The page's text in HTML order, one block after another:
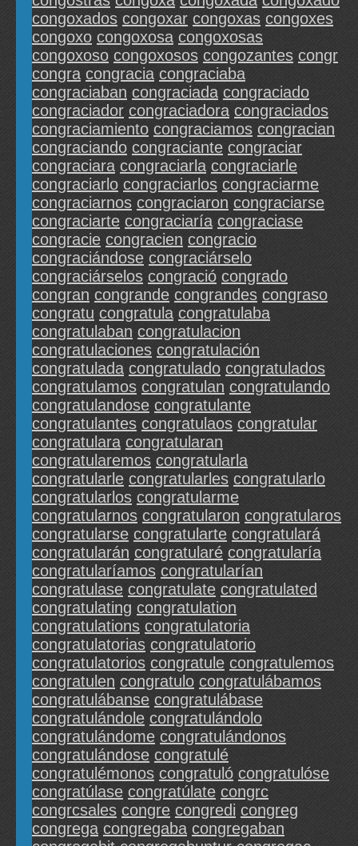
congoxados congoxar congoxas congoxes
congoxo congoxosa congoxosas
congoxoso congoxosos congozantes congr
congra congracia congraciaba
congraciaban congraciada congraciado
congraciador congraciadora congraciados
congraciamiento congraciamos congracian
congraciando congraciante congraciar
congraciara congraciarla congraciarle
congraciarlo congraciarlos congraciarme
congraciarnos congraciaron congraciarse
congraciarte congraciaría congraciase
congracie congracien congracio
congraciándose congraciárselo
congraciárselos congració congrado
congran congrande congrandes congraso
congratu congratula congratulaba
congratulaban congratulacion
congratulaciones congratulación
congratulada congratulado congratulados
congratulamos congratulan congratulando
congratulandose congratulante
congratulantes congratulaos congratular
congratulara congratularan
congratularemos congratularla
congratularle congratularles congratularlo
congratularlos congratularme
congratularnos congratularon congratularos
congratularse congratularte congratulará
congratularán congratularé congratularía
congratularíamos congratularían
congratulase congratulate congratulated
congratulating congratulation
congratulations congratulatoria
congratulatorias congratulatorio
congratulatorios congratule congratulemos
congratulen congratulo congratulábamos
congratulábanse congratulábase
congratulándole congratulándolo
congratulándome congratulándonos
congratulándose congratulé
congratulémonos congratuló congratulóse
congratúlase congratúlate congrc
congrcsales congre congredi congreg
congrega congregaba congregaban